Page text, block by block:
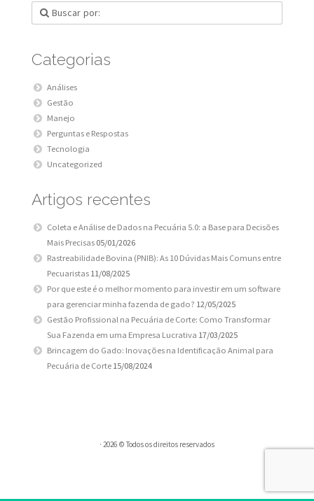
Categorias
Análises
Gestão
Manejo
Perguntas e Respostas
Tecnologia
Uncategorized
Artigos recentes
Coleta e Análise de Dados na Pecuária 5.0: a Base para Decisões
Mais Precisas 05/01/2026
Rastreabilidade Bovina (PNIB): As 10 Dúvidas Mais Comuns entre
Pecuaristas 11/08/2025
Por que este é o melhor momento para investir em um software
para gerenciar minha fazenda de gado? 12/05/2025
Gestão Profissional na Pecuária de Corte: Como Transformar
Sua Fazenda em uma Empresa Lucrativa 17/03/2025
Brincagem do Gado: Inovações na Identificação Animal para
Pecuária de Corte 15/08/2024
· 2026 © Todos os direitos reservados